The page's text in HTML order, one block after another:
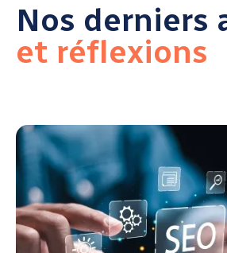
Nos derniers
et réflexions